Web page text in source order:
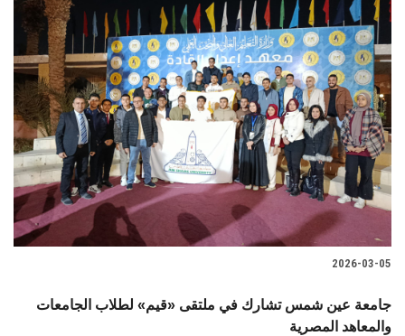
تواصل معنا
الطلاب
هيئة التدريس
الدراسات العليا
الخريجين
2026-03-05
جامعة عين شمس تشارك في ملتقى «قيم» لطلاب الجامعات
والمعاهد المصرية